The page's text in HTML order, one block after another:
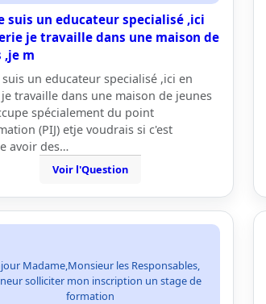
suis un educateur specialisé ,ici
je travaille dans une maison de
,je m
un educateur specialisé ,ici en
travaille dans une maison de jeunes
spécialement du point
(PIJ) etje voudrais si c'est
avoir des…
Voir l'Question
Madame,Monsieur les Responsables,
solliciter mon inscription un stage de
formation